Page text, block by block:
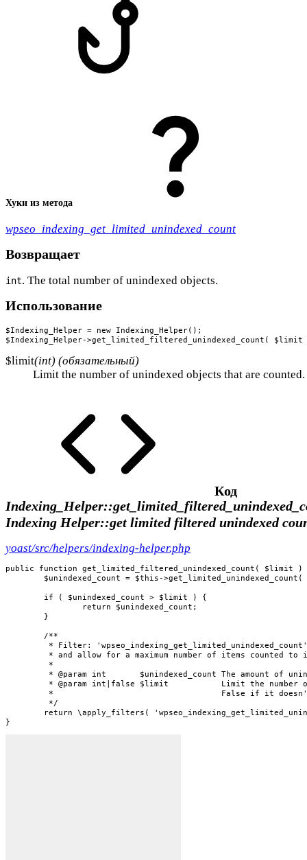
Хуки из метода
wpseo_indexing_get_limited_unindexed_count
Возвращает
int. The total number of unindexed objects.
Использование
$Indexing_Helper = new Indexing_Helper();
$Indexing_Helper->get_limited_filtered_unindexed_count(
$limit(int) (обязательный)
Limit the number of unindexed objects that are counted.
Код
Indexing Helper::get limited filtered unindexed
yoast/src/helpers/indexing-helper.php
public function get_limited_filtered_unindexed_count( $limit
}